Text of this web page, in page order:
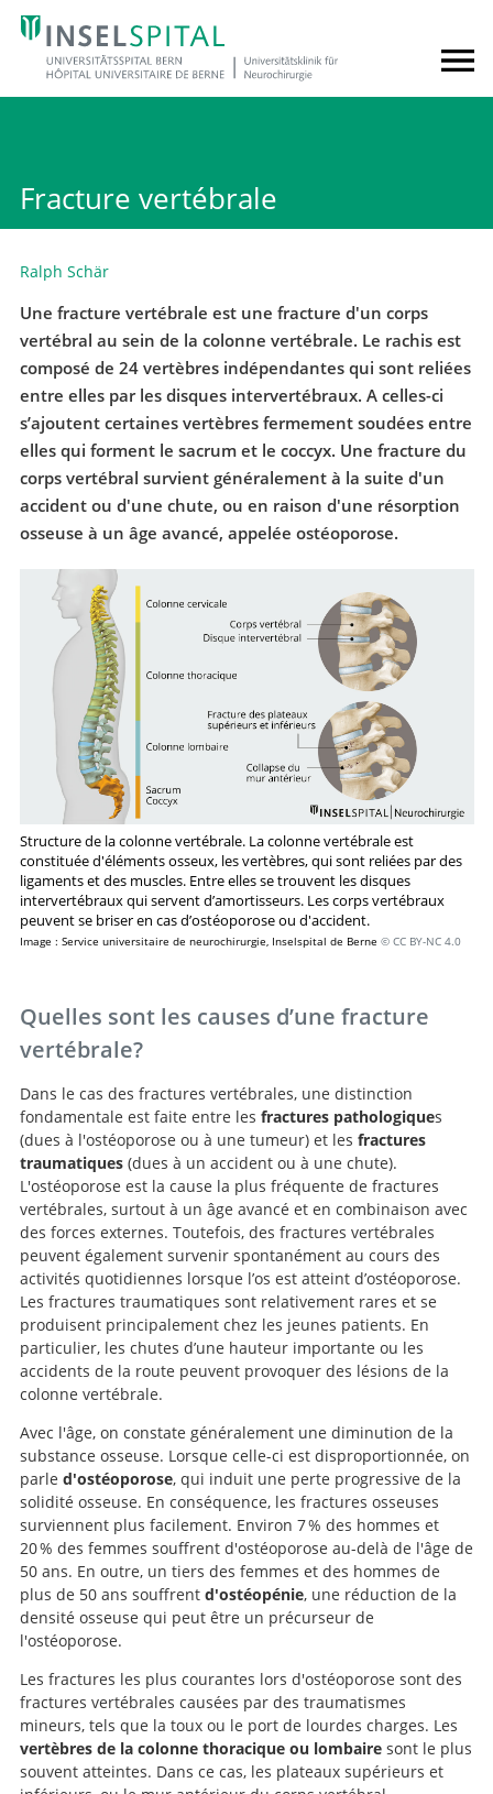
Fracture vertébrale
Ralph Schär
Une fracture vertébrale est une fracture d'un corps
vertébral au sein de la colonne vertébrale. Le rachis est
composé de 24 vertèbres indépendantes qui sont reliées
entre elles par les disques intervertébraux. A celles-ci
s’ajoutent certaines vertèbres fermement soudées entre
elles qui forment le sacrum et le coccyx. Une fracture du
corps vertébral survient généralement à la suite d'un
accident ou d'une chute, ou en raison d'une résorption
osseuse à un âge avancé, appelée ostéoporose.
Structure de la colonne vertébrale. La colonne vertébrale est
constituée d'éléments osseux, les vertèbres, qui sont reliées par des
ligaments et des muscles. Entre elles se trouvent les disques
intervertébraux qui servent d’amortisseurs. Les corps vertébraux
peuvent se briser en cas d’ostéoporose ou d'accident.
Image : Service universitaire de neurochirurgie, Inselspital de Berne © CC BY-NC 4.0
Quelles sont les causes d’une fracture
vertébrale?
Dans le cas des fractures vertébrales, une distinction
fondamentale est faite entre les fractures pathologiques
(dues à l'ostéoporose ou à une tumeur) et les fractures
traumatiques(dues à un accident ou à une chute).
L'ostéoporose est la cause la plus fréquente de fractures
vertébrales, surtout à un âge avancé et en combinaison avec
des forces externes. Toutefois, des fractures vertébrales
peuvent également survenir spontanément au cours des
activités quotidiennes lorsque l’os est atteint d’ostéoporose.
Les fractures traumatiques sont relativement rares et se
produisent principalement chez les jeunes patients. En
particulier, les chutes d’une hauteur importante ou les
accidents de la route peuvent provoquer des lésions de la
colonne vertébrale.
Avec l'âge, on constate généralement une diminution de la
substance osseuse. Lorsque celle-ci est disproportionnée, on
parle d'ostéoporose, qui induit une perte progressive de la
solidité osseuse. En conséquence, les fractures osseuses
surviennent plus facilement. Environ 7 % des hommes et
20 % des femmes souffrent d'ostéoporose au-delà de l'âge de
50 ans. En outre, un tiers des femmes et des hommes de
plus de 50 ans souffrent d'ostéopénie, une réduction de la
densité osseuse qui peut être un précurseur de
l'ostéoporose.
Les fractures les plus courantes lors d'ostéoporose sont des
fractures vertébrales causées par des traumatismes
mineurs, tels que la toux ou le port de lourdes charges. Les
vertèbres de la colonne thoracique ou lombairesont le plus
souvent atteintes. Dans ce cas, les plateaux supérieurs et